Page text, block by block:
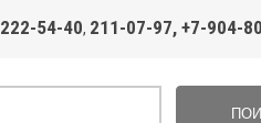
222-54-40, 211-07-97, +7-904-